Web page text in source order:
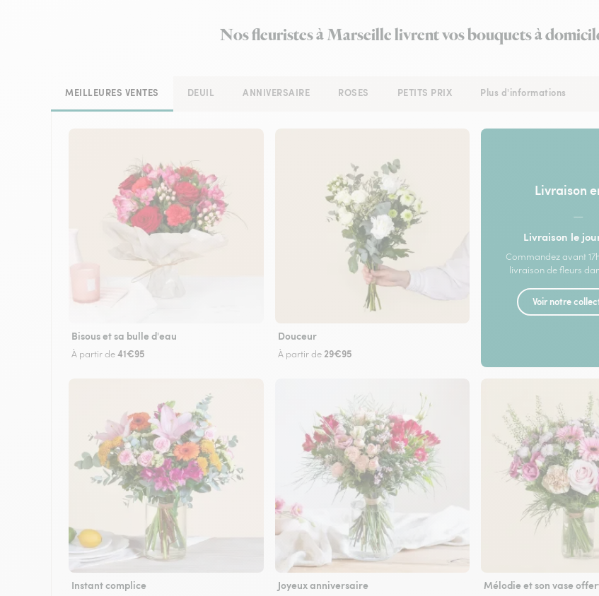
Nos fleuristes à Marseille livrent vos bouquets à
MEILLEURES VENTES DEUIL ANNIVERSAIRE ROSES PETITS PRIX Plus d'informations
Bisous et sa bulle d'eau
À partir de41€95
Douceur
À partir de 29€95
Livraison
—
Livraison le
Commandez avant
livraison de fleurs
Voir notre
Instant complice Joyeux anniversaire Mélodie et son vase